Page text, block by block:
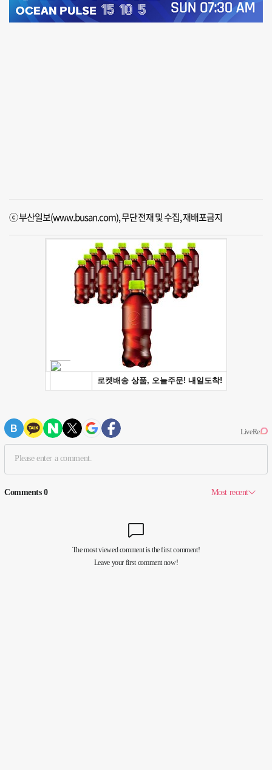
ⓒ 부산일보(www.busan.com), 무단전재 및 수집, 재배포금지